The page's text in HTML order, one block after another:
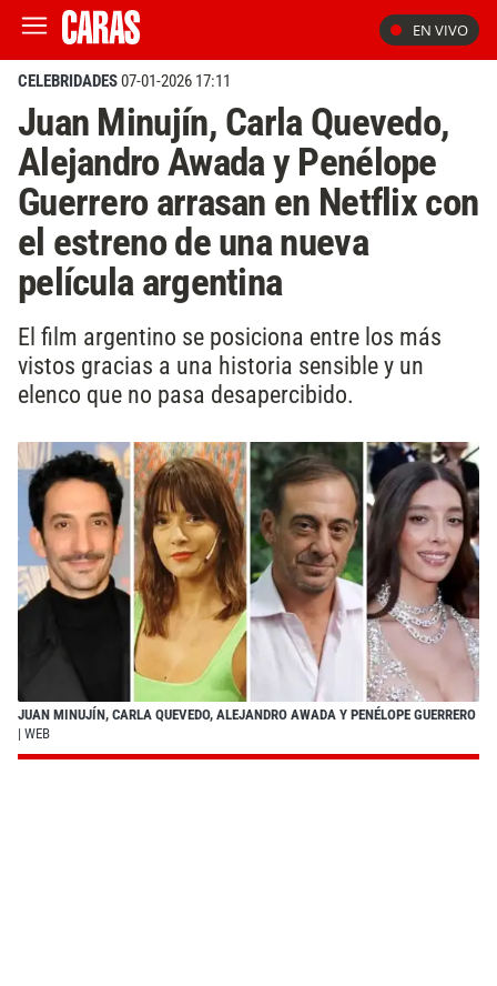
EN VIVO
CELEBRIDADES07-01-2026 17:11
Juan Minujín, Carla Quevedo,
Alejandro Awada y Penélope
Guerrero arrasan en Netflix con
el estreno de una nueva
película argentina
El film argentino se posiciona entre los más
vistos gracias a una historia sensible y un
elenco que no pasa desapercibido.
JUAN MINUJÍN, CARLA QUEVEDO, ALEJANDRO AWADA Y PENÉLOPE GUERRERO
| WEB